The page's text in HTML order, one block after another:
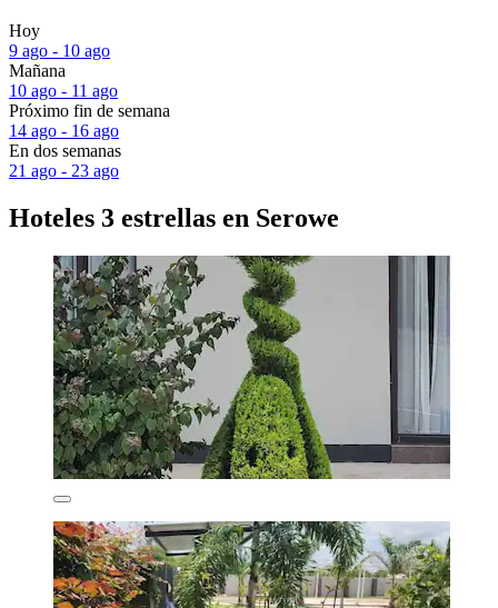
Hoy
9 ago - 10 ago
Mañana
10 ago - 11 ago
Próximo fin de semana
14 ago - 16 ago
En dos semanas
21 ago - 23 ago
Hoteles 3 estrellas en Serowe